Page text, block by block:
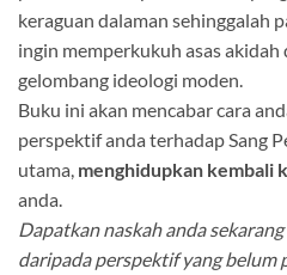
keraguan dalaman sehinggalah
ingin memperkukuh asas akidah
gelombang ideologi moden.
Buku ini akan mencabar cara
perspektif anda terhadap Sang
utama, menghidupkan kembali
anda.
Dapatkan naskah anda
daripada perspektif yang belum